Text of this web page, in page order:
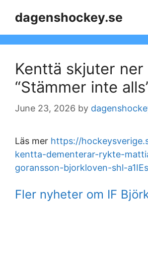
dagenshockey.se
Kenttä skjuter
“Stämmer inte
June 23, 2026 by
Läs mer https://
kentta-dementerar-rykte-
goransson-bjorkloven-shl-
Fler nyheter om IF